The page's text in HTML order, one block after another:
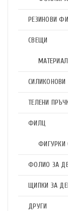
РЕЗИНОВИ
СВЕЩИ
ТЕЛЕНИ
ФИЛЦ
ФОЛИО ЗА
ЩИПКИ ЗА
ДРУГИ